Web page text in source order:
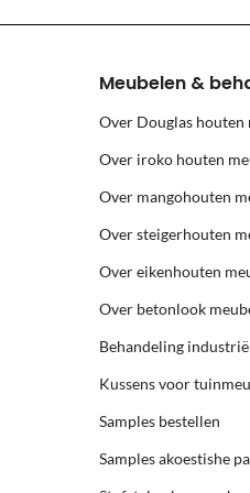
Meubelen &
Over Douglas houten
Over iroko houten
Over mangohouten
Over steigerhouten
Over eikenhouten
Over betonlook
Behandeling
Kussens voor
Samples bestellen
Samples akoestishe